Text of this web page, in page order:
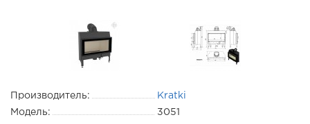
Производитель:
Kratki
Модель:
3051